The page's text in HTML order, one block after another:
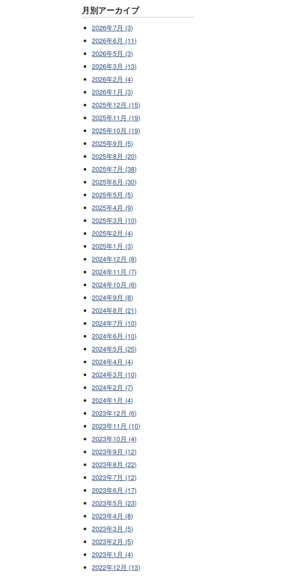
月別アーカイブ
2026年7月 (3)
2026年6月 (11)
2026年5月 (3)
2026年3月 (13)
2026年2月 (4)
2026年1月 (3)
2025年12月 (15)
2025年11月 (19)
2025年10月 (19)
2025年9月 (5)
2025年8月 (20)
2025年7月 (38)
2025年6月 (30)
2025年5月 (5)
2025年4月 (9)
2025年3月 (10)
2025年2月 (4)
2025年1月 (3)
2024年12月 (8)
2024年11月 (7)
2024年10月 (6)
2024年9月 (8)
2024年8月 (21)
2024年7月 (10)
2024年6月 (10)
2024年5月 (25)
2024年4月 (4)
2024年3月 (10)
2024年2月 (7)
2024年1月 (4)
2023年12月 (6)
2023年11月 (10)
2023年10月 (4)
2023年9月 (12)
2023年8月 (22)
2023年7月 (12)
2023年6月 (17)
2023年5月 (23)
2023年4月 (8)
2023年3月 (5)
2023年2月 (5)
2023年1月 (4)
2022年12月 (13)